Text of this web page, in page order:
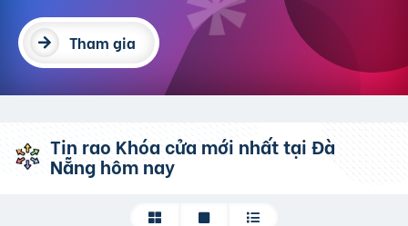
Tham gia
Tin rao Khóa cửa mới nhất tại Đà
Nẵng hôm nay